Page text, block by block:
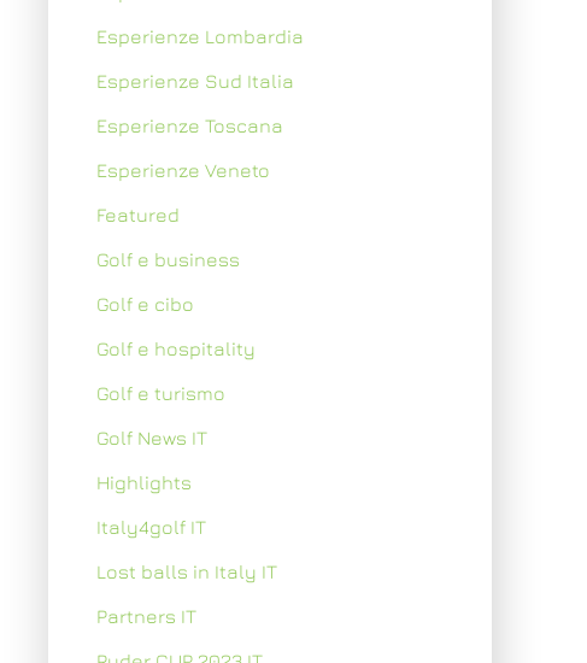
Esperienze Lombardia
Esperienze Sud Italia
Esperienze Toscana
Esperienze Veneto
Featured
Golf e business
Golf e cibo
Golf e hospitality
Golf e turismo
Golf News IT
Highlights
Italy4golf IT
Lost balls in Italy IT
Partners IT